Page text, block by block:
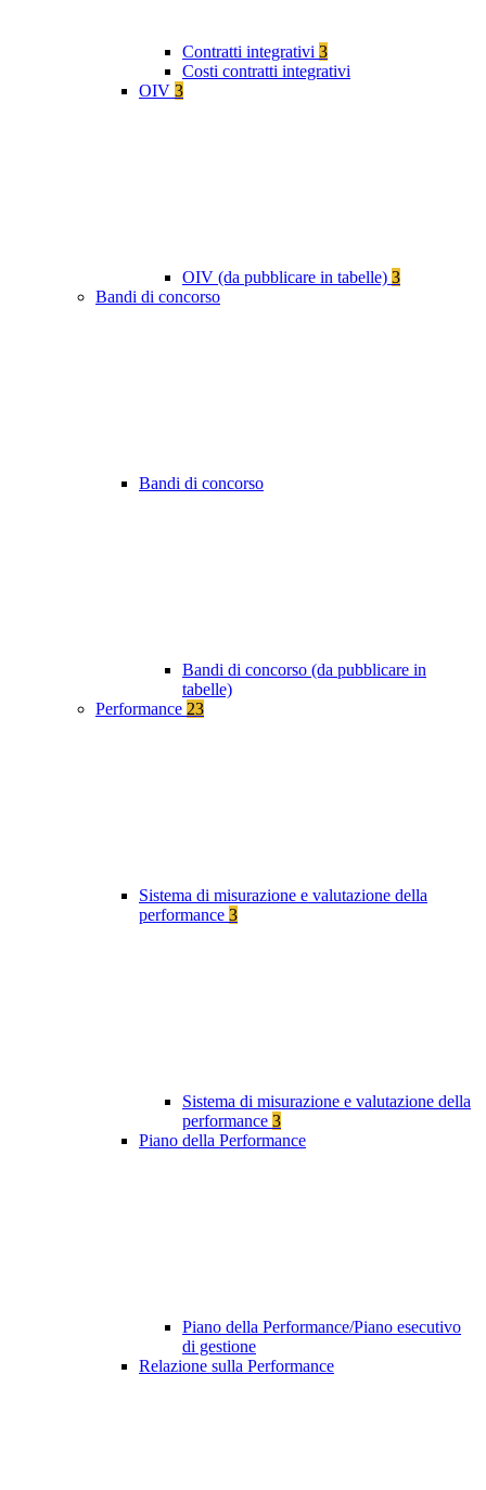
Contratti integrativi 3
Costi contratti integrativi
OIV 3
OIV (da pubblicare in tabelle) 3
Bandi di concorso
Bandi di concorso
Bandi di concorso (da pubblicare in
tabelle)
Performance 23
Sistema di misurazione e valutazione della
performance 3
Sistema di misurazione e valutazione della
performance 3
Piano della Performance
Piano della Performance/Piano esecutivo
di gestione
Relazione sulla Performance